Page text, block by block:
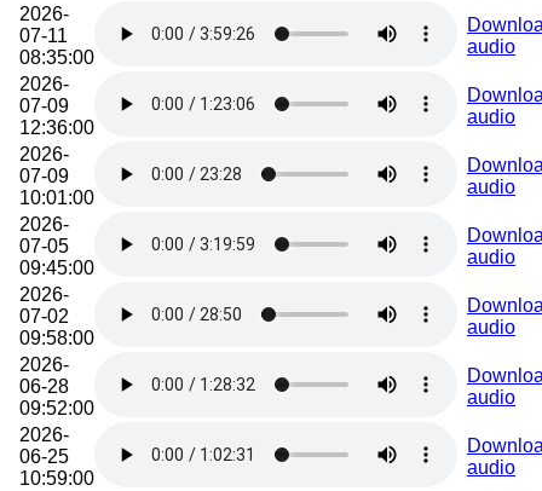
2026-
07-11
08:35:00
audio
2026-
07-09
12:36:00
audio
2026-
07-09
10:01:00
audio
2026-
07-05
09:45:00
audio
2026-
07-02
09:58:00
audio
2026-
06-28
09:52:00
audio
2026-
06-25
10:59:00
audio